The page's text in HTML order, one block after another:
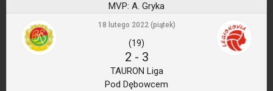
MVP: A. Gryka
18 lutego 2022 (piątek)
(19)
2 - 3
TAURON Liga
Pod Dębowcem